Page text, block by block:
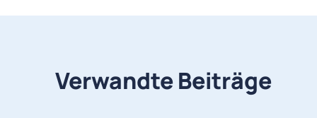
Verwandte Beiträge